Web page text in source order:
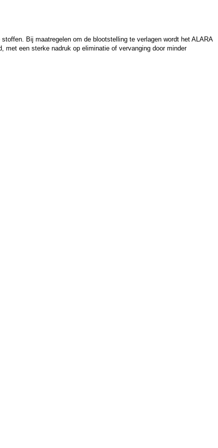
Bij maatregelen om de blootstelling te verlagen wordt het ALARA
met een sterke nadruk op eliminatie of vervanging door minder